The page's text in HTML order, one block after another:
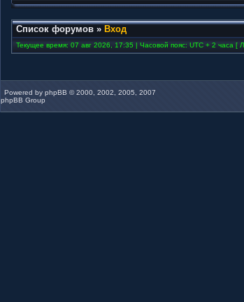
Список форумов » Вход
Текущее время: 07 авг 2026, 17:35 | Часовой пояс: UTC + 2 часа [
Powered by phpBB © 2000, 2002, 2005, 2007
phpBB Group